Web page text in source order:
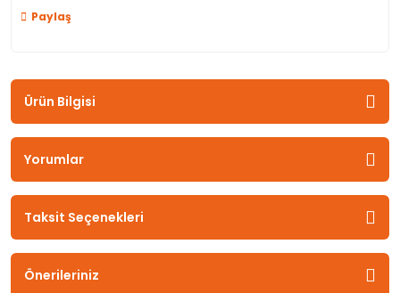
Paylaş
Ürün Bilgisi
Yorumlar
Taksit Seçenekleri
Önerileriniz